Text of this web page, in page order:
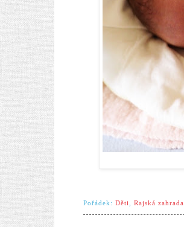
Pořádek: Děti, Rajská zahrada